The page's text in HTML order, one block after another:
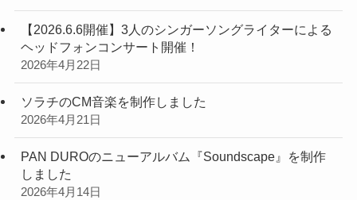
【2026.6.6開催】3人のシンガーソングライターによる
ヘッドフォンコンサート開催！
2026年4月22日
ソラチのCM音楽を制作しました
2026年4月21日
PAN DUROのニューアルバム『Soundscape』を制作
しました
2026年4月14日